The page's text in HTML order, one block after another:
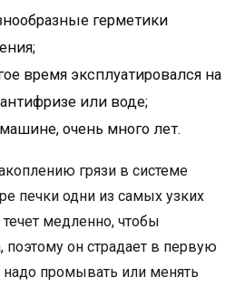
герметики
время эксплуатировался на
или воде;
очень много лет.
грязи в системе
печки одни из самых узких
медленно, чтобы
поэтому он страдает в первую
надо промывать или менять